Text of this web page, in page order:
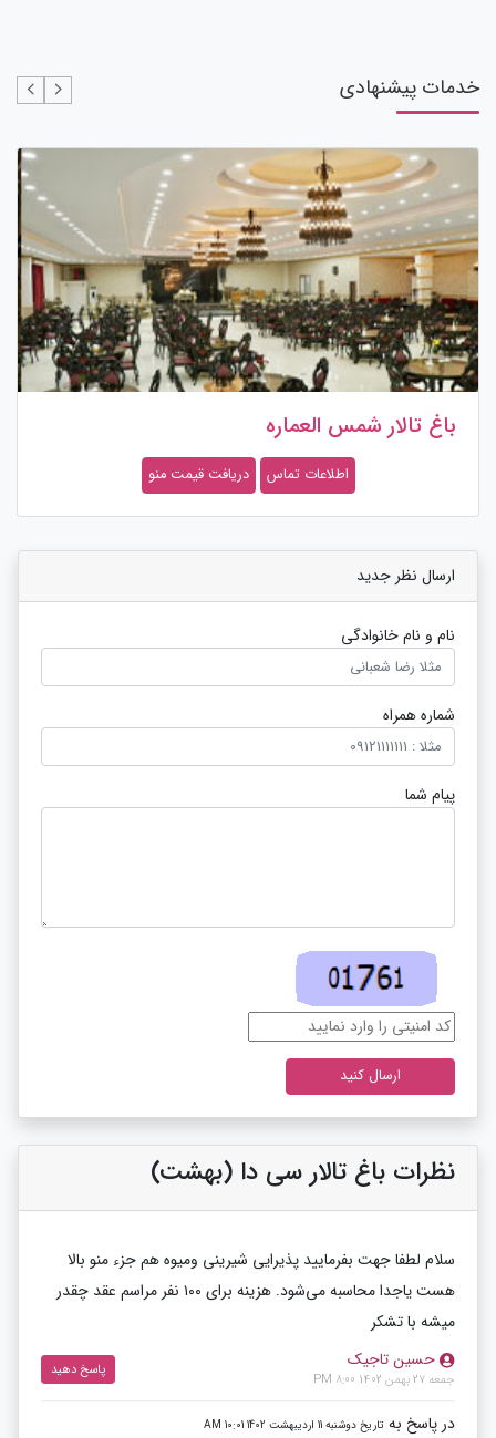
خدمات پیشنهادی
باغ تالار شمس العماره
اطلاعات تماس دریافت قیمت منو
ارسال نظر جدید
نام و نام خانوادگی
شماره همراه
پیام شما
نظرات باغ تالار سی دا (بهشت)
سلام لطفا جهت بفرمایید پذیرایی شیرینی ومیوه هم جزء منو بالا
هست یاجدا محاسبه می‌شود. هزینه برای ۱۰۰ نفر مراسم عقد چقدر
میشه با تشکر
حسین تاجیک
جمعه 27 بهمن 1402 8:00 PM
پاسخ دهید
در پاسخ به تاریخ دوشنبه 11 اردیبهشت 1402 10:01 AM